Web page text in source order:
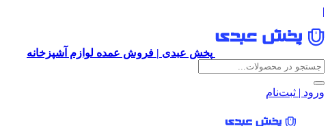
|
پخش عبدی | فروش عمده لوازم آشپزخانه
ورود | ثبت‌نام